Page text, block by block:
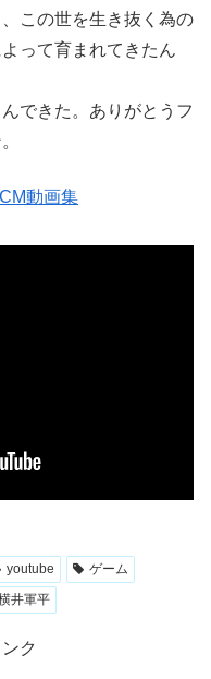
この世を生き抜く為の
って育まれてきたん
できた。ありがとうフ
動画集
youtube
ゲーム
井軍平
ク